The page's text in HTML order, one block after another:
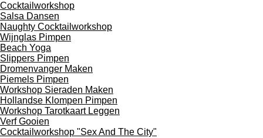
Cocktailworkshop
Salsa Dansen
Naughty Cocktailworkshop
Wijnglas Pimpen
Beach Yoga
Slippers Pimpen
Dromenvanger Maken
Piemels Pimpen
Workshop Sieraden Maken
Hollandse Klompen Pimpen
Workshop Tarotkaart Leggen
Verf Gooien
Cocktailworkshop "Sex And The City"